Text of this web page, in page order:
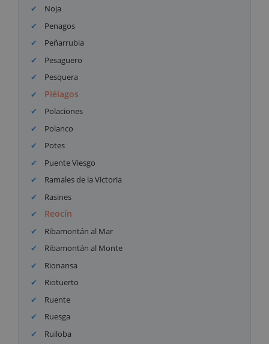
Noja
Penagos
Peñarrubia
Pesaguero
Pesquera
Piélagos
Polaciones
Polanco
Potes
Puente Viesgo
Ramales de la Victoria
Rasines
Reocín
Ribamontán al Mar
Ribamontán al Monte
Rionansa
Riotuerto
Ruente
Ruesga
Ruiloba